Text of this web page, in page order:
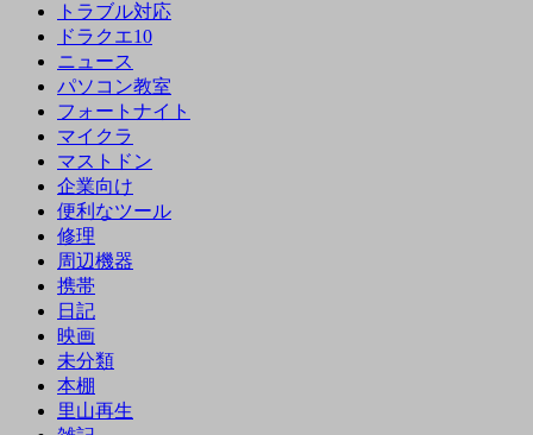
トラブル対応
ドラクエ10
ニュース
パソコン教室
フォートナイト
マイクラ
マストドン
企業向け
便利なツール
修理
周辺機器
携帯
日記
映画
未分類
本棚
里山再生